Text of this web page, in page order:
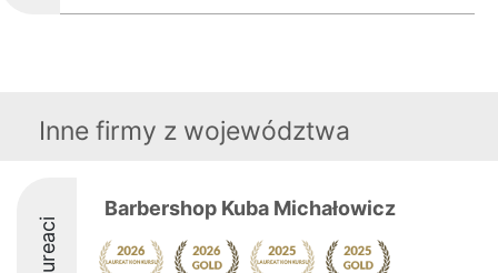
Inne firmy z województwa
Laureaci
Barbershop Kuba Michałowicz